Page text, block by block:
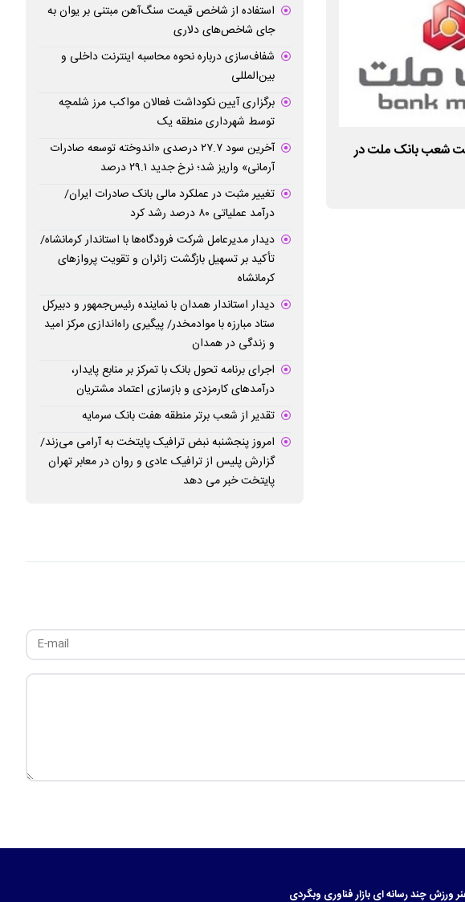
شعب بانک ملت در
ارائه خدمت نوین «کالاپی» توسط بانک ملی
ایران؛ تجربه‌ای متفاوت از تسهیلات خرید با
فرآیند کاملاً دیجیتال
استفاده از شاخص قیمت سنگ‌آهن مبتنی بر یوان به
جای شاخص‌های دلاری
شفاف‌سازی درباره نحوه محاسبه اینترنت داخلی و
بین‌المللی
برگزاری آیین نکوداشت فعالان مواکب مرز شلمچه
توسط شهرداری منطقه یک
آخرین سود ۲۷.۷ درصدی «اندوخته توسعه صادرات
آرمانی» واریز شد؛ نرخ جدید ۲۹.۱ درصد
تغییر مثبت در عملکرد مالی بانک صادرات ایران/
درآمد عملیاتی ۸۰ درصد رشد کرد
دیدار مدیرعامل شرکت فرودگاه‌ها با استاندار کرمانشاه/
تأکید بر تسهیل بازگشت زائران و تقویت پروازهای
کرمانشاه
دیدار استاندار همدان با نماینده رئیس‌جمهور و دبیرکل
ستاد مبارزه با موادمخدر/ پیگیری راه‌اندازی مرکز امید
و زندگی در همدان
اجرای برنامه تحول بانک با تمرکز بر منابع پایدار،
درآمدهای کارمزدی و بازسازی اعتماد مشتریان
تقدیر از شعب برتر منطقه هفت بانک سرمایه
امروز پنجشنبه نبض ترافیک پایتخت به آرامی می‌زند/
گزارش پلیس از ترافیک عادی و روان در معابر تهران
پایتخت خبر می دهد
ورزشچند رسانه ایبازارفناوری وبگردی